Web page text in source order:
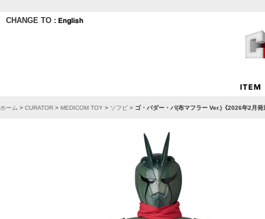
CHANGE TO :
ホーム > CURATOR > MEDICOM TOY > ソフビ > ゴ・バダー・バ(布マフラー Ver.)《2026年2月